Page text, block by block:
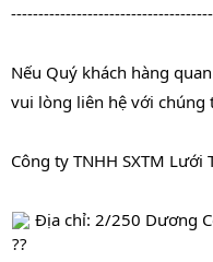
Nếu Quý khách hàng
vui lòng liên hệ với chúng
Công ty TNHH SXTM Lưới
Địa chỉ: 2/250 Dương